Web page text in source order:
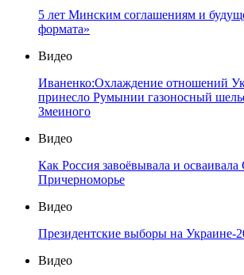
5 лет Минским соглашениям и
формата»
Видео
Иваненко:Охлаждение отношений
принесло Румынии газоносный
Змеиного
Видео
Как Россия завоёвывала и осваивала
Причерноморье
Видео
Президентские выборы на Украине-
Видео